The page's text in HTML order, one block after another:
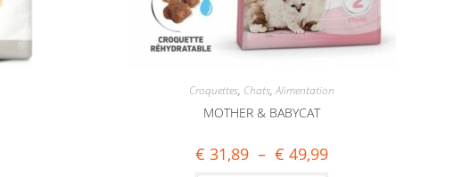
Croquettes, Chats,Alimentation
MOTHER & BABYCAT
€ 31,89 – € 49,99